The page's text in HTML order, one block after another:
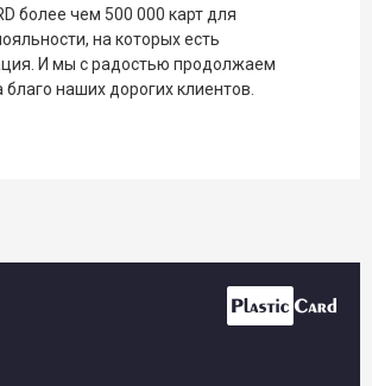
более чем 500 000 карт для
на которых есть
И мы с радостью продолжаем
благо наших дорогих клиентов.